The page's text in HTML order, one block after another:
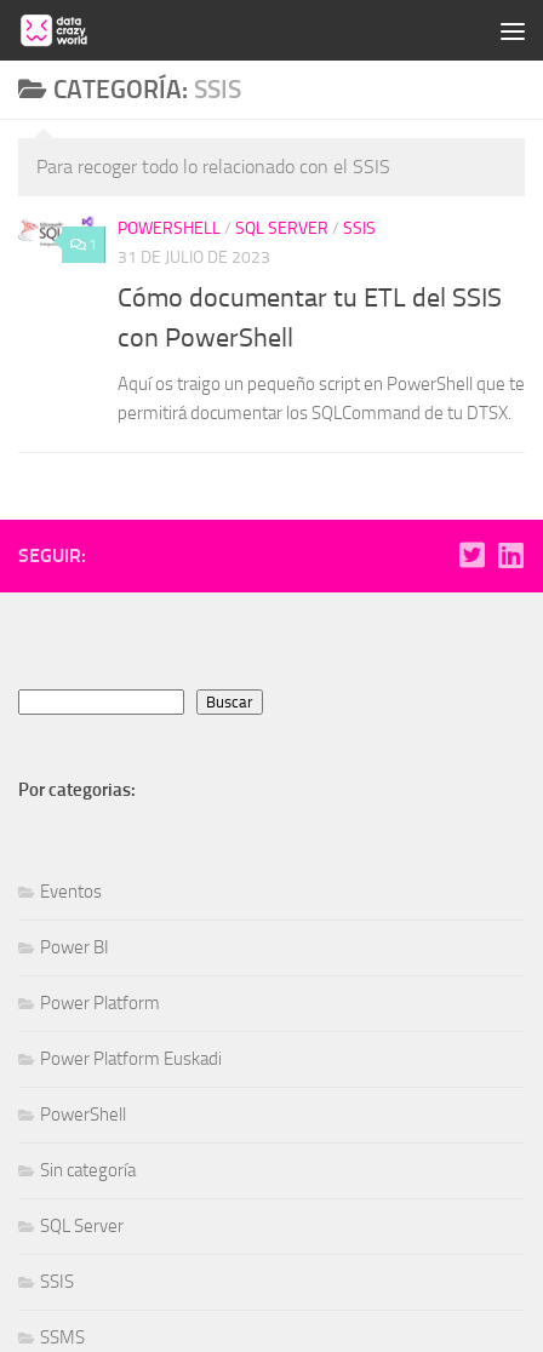
Saltar al contenido
CATEGORÍA: SSIS
Para recoger todo lo relacionado con el SSIS
1
POWERSHELL/ SQL SERVER / SSIS
31 DE JULIO DE 2023
Cómo documentar tu ETL del SSIS
con PowerShell
Aquí os traigo un pequeño script en PowerShell que te
permitirá documentar los SQLCommand de tu DTSX.
SEGUIR:
Buscar
Por categorias:
Eventos
Power BI
Power Platform
Power Platform Euskadi
PowerShell
Sin categoría
SQL Server
SSIS
SSMS